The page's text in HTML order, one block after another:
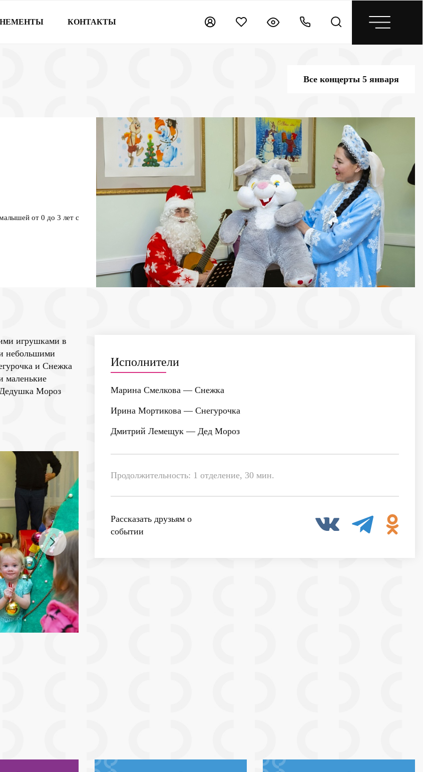
КОНТАКТЫ
Все концерты 5 января
малышей от 0 до 3 лет с
игрушками в
небольшими
и Снежка
маленькие
Дедушка Мороз
Исполнители
Марина Смелкова — Снежка
Ирина Мортикова — Снегурочка
Дмитрий Лемещук — Дед Мороз
Продолжительность: 1 отделение, 30 мин.
Рассказать друзьям о
событии